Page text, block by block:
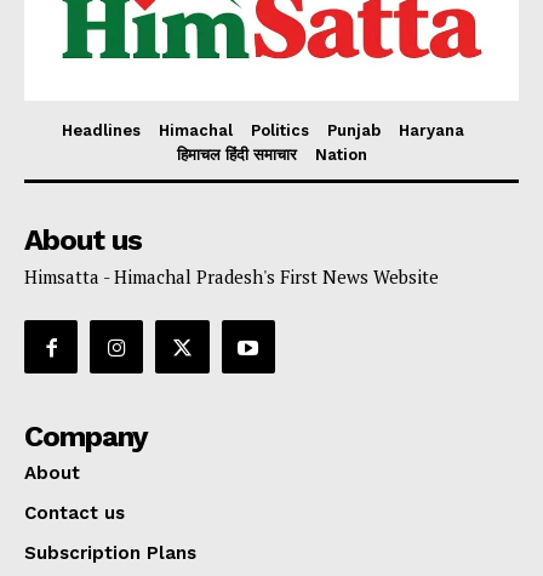
Headlines Himachal Politics Punjab
Haryana
हिमाचल हिंदी समाचार
Nation
About us
Himsatta - Himachal Pradesh's First News Website
Company
About
Contact us
Subscription Plans